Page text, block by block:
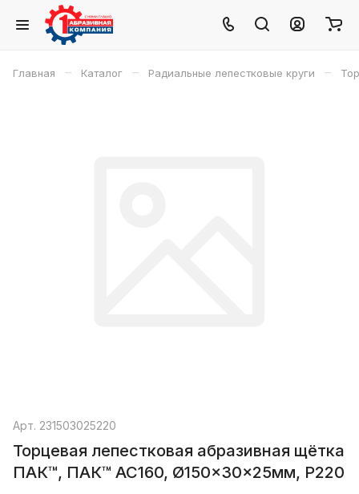
Главная – Каталог – Радиальные лепестковые круги –
Арт. 231503025220
Торцевая лепестковая абразивная щётка
ПАК™, ПАК™ AC160, Ø150x30x25мм, Р220